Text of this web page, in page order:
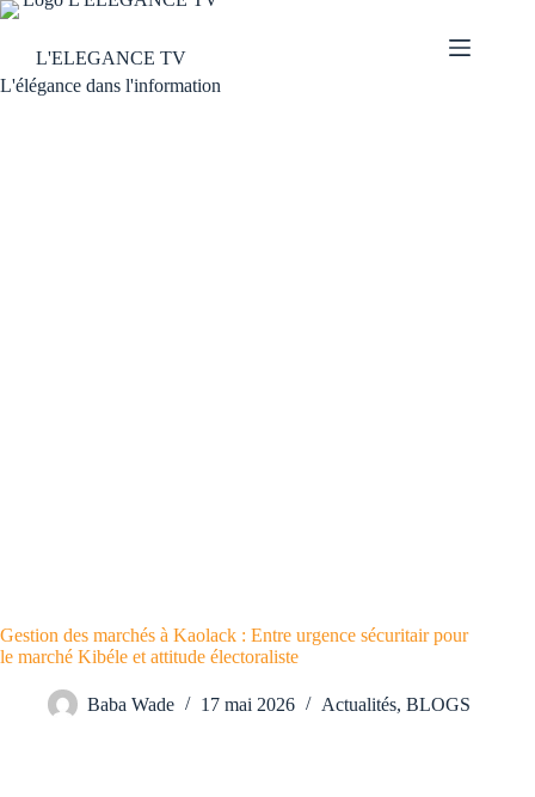
L'ELEGANCE TV
L'élégance dans l'information
Gestion des marchés à Kaolack : Entre urgence sécuritair pour
le marché Kibéle et attitude électoraliste
Baba Wade 17 mai 2026 Actualités, BLOGS